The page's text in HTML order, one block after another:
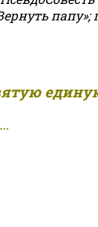
папу»;